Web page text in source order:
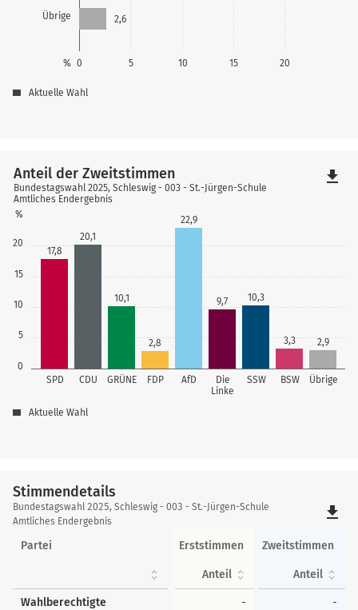
Übrige
0 5 10 15 20
%
2,6
Aktuelle Wahl
0
5
10
15
20
%
SPD CDU GRÜNE FDP AfD
Die
Linke
SSW BSW Übrige
17,8
20,1
10,1
2,8
22,9
9,7 10,3
3,3 2,9
Anteil der Zweitstimmen
Bundestagswahl 2025, Schleswig - 003 - St.-Jürgen-Schule
Amtliches Endergebnis
Aktuelle Wahl
file_download
Stimmendetails
Stimmendetails
Bundestagswahl 2025, Schleswig - 003 - St.-Jürgen-Schule
Amtliches Endergebnis
file_download
Partei Erststimmen Zweitstimmen
Anteil Anteil
Wahlberechtigte - -